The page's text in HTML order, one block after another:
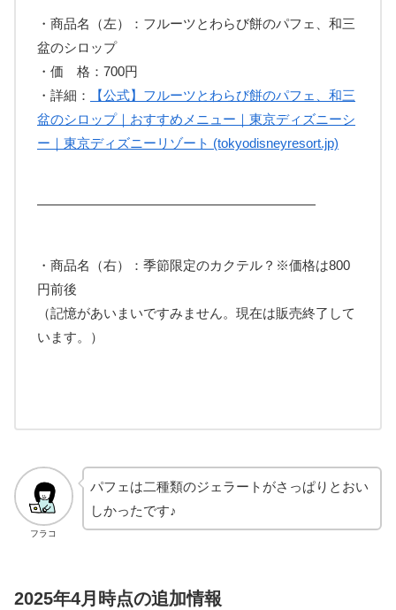
・商品名（左）：フルーツとわらび餅のパフェ、和三
盆のシロップ
・価 格：700円
・詳細：
【公式】フルーツとわらび餅のパフェ、和三
盆のシロップ｜おすすめメニュー｜東京ディズニーシ
ー｜東京ディズニーリゾート (tokyodisneyresort.jp)
—————————————————————
・商品名（右）：季節限定のカクテル？※価格は800
円前後
（記憶があいまいですみません。現在は販売終了して
います。）
フラコ
パフェは二種類のジェラートがさっぱりとおい
しかったです♪
2025年4月時点の追加情報